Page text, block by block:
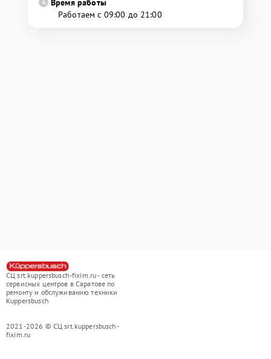
Время работы
Работаем с 09:00 до 21:00
СЦ srt.kuppersbusch-fixim.ru - сеть
сервисных центров в Саратове по
ремонту и обслуживанию техники
Kuppersbusch
2021-2026 © СЦ srt.kuppersbusch-
fixim.ru